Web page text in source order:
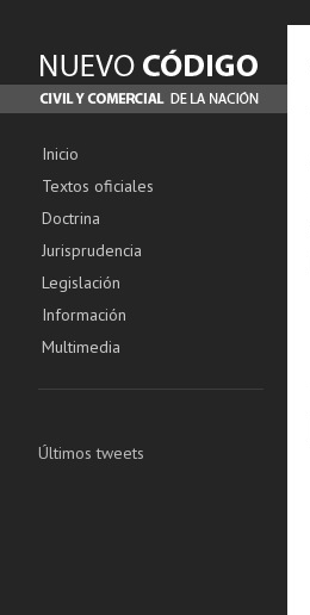
Inicio
Textos oficiales
Doctrina
Jurisprudencia
Legislación
Información
Multimedia
Últimos tweets